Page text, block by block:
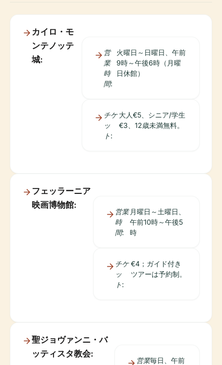
カイロ・モ
ンテノッテ
城:
営
業
時
間:
火曜日～日曜日、午前
9時～午後6時（月曜
日休館）
チケ
ッ
ト:
大人€5、シニア/学生
€3、12歳未満無料。
フェッラーニア
映画博物館:
営業
時
間:
月曜日～土曜日、
午前10時～午後5
時
チケ
ッ
ト:
€4；ガイド付き
ツアーは予約制。
聖ジョヴァンニ・バ
ッティスタ教会:
営業毎日、午前